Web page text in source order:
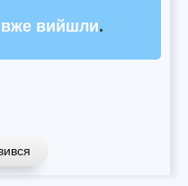
вже вийшли.